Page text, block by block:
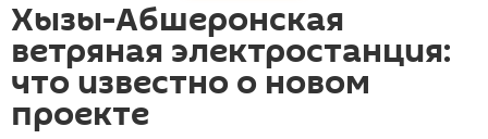
Хызы-Абшеронская
ветряная электростанция:
что известно о новом
проекте